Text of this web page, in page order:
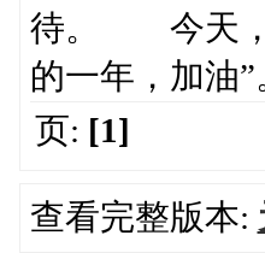
待。 今天，
的一年，加油
页: [1]
查看完整版本: